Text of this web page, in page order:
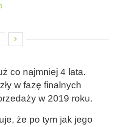
co najmniej 4 lata.
w fazę finalnych
w 2019 roku.
że po tym jak jego